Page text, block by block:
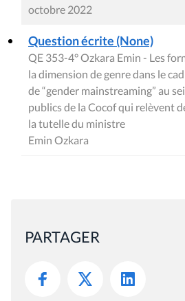
octobre 2022
Question écrite (None)
QE 353-4° Ozkara Emin - Les
la dimension de genre dans le
de “gender mainstreaming” au
publics de la Cocof qui relèvent
la tutelle du ministre
Emin Ozkara
PARTAGER